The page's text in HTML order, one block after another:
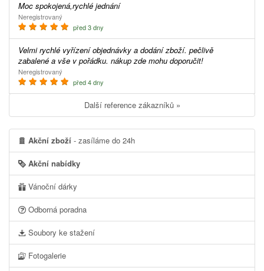
Moc spokojená,rychlé jednání
Neregistrovaný
před 3 dny
Velmi rychlé vyřízení objednávky a dodání zboží. pečlivě
zabalené a vše v pořádku. nákup zde mohu doporučit!
Neregistrovaný
před 4 dny
Další reference zákazníků »
Akční zboží - zasíláme do 24h
Akční nabídky
Vánoční dárky
Odborná poradna
Soubory ke stažení
Fotogalerie